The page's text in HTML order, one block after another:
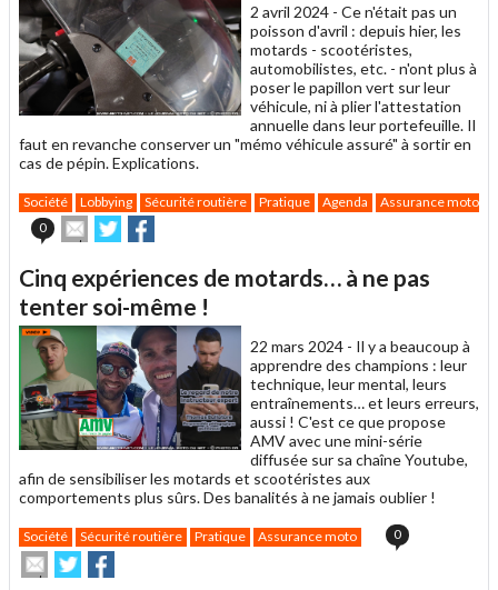
2 avril 2024 - Ce n'était pas un
poisson d'avril : depuis hier, les
motards - scootéristes,
automobilistes, etc. - n'ont plus à
poser le papillon vert sur leur
véhicule, ni à plier l'attestation
annuelle dans leur portefeuille. Il
faut en revanche conserver un "mémo véhicule assuré" à sortir en
cas de pépin. Explications.
Société Lobbying Sécurité routière Pratique Agenda
Assurance moto
0
Envoyer
cet
à
un
ami
Partager
sur sur
Cinq expériences de motards… à ne pas
tenter soi-même !
22 mars 2024 - Il y a beaucoup à
apprendre des champions : leur
technique, leur mental, leurs
entraînements… et leurs erreurs,
aussi ! C'est ce que propose
AMV avec une mini-série
diffusée sur sa chaîne Youtube,
afin de sensibiliser les motards et scootéristes aux
comportements plus sûrs. Des banalités à ne jamais oublier !
Société Sécurité routière Pratique Assurance moto 0
Envoyer
cet
Partager
sur
sur